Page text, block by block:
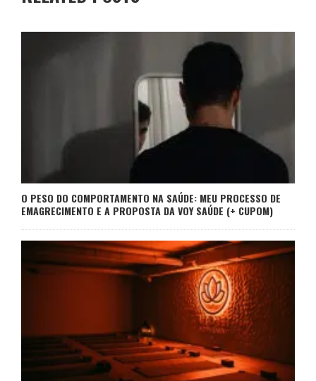
O PESO DO COMPORTAMENTO NA SAÚDE: MEU PROCESSO DE
EMAGRECIMENTO E A PROPOSTA DA VOY SAÚDE (+ CUPOM)